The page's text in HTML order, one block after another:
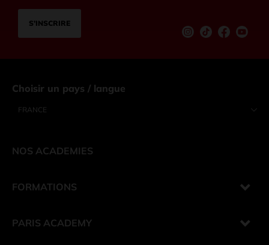
S’INSCRIRE
Choisir un pays / langue
FRANCE
NOS ACADEMIES
FORMATIONS
PARIS ACADEMY